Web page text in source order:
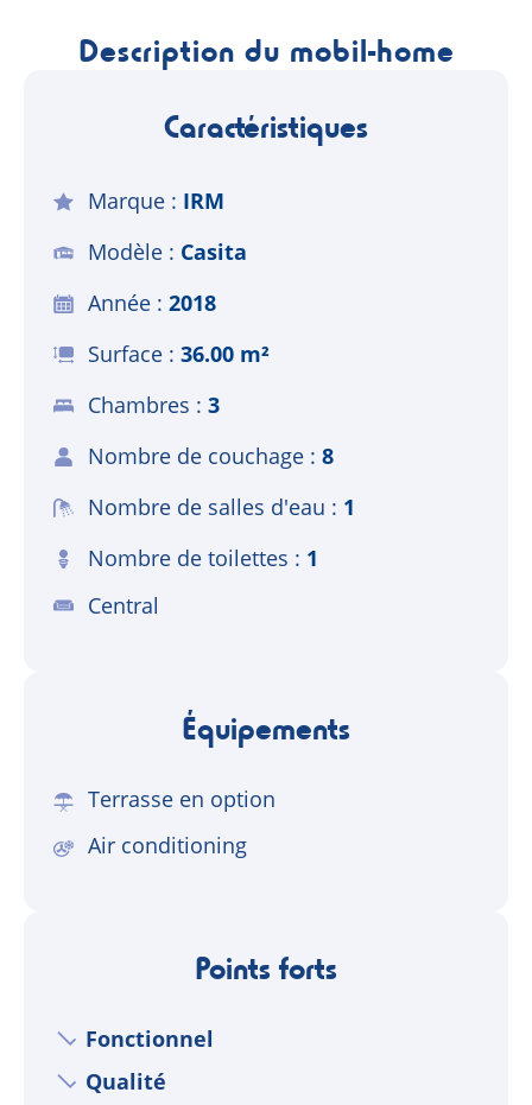
Description du mobil-home
Caractéristiques
Marque
IRM
Modèle
Casita
Année
2018
Surface
36.00 m²
Chambres
3
Nombre de couchage
8
Nombre de salles d'eau
1
Nombre de toilettes
1
Central
Équipements
Terrasse en option
Air conditioning
Points forts
Fonctionnel
Qualité